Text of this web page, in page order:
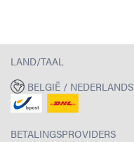
LAND/TAAL
BELGIË / NEDERLANDS
BETALINGSPROVIDERS